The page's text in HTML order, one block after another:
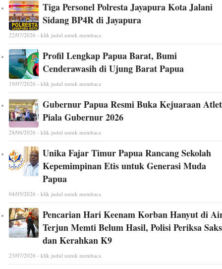
Tiga Personel Polresta Jayapura Kota Jalani
Sidang BP4R di Jayapura
22/07/2026 - klik judul untuk membaca
Profil Lengkap Papua Barat, Bumi
Cenderawasih di Ujung Barat Papua
19/07/2026 - klik judul untuk membaca
Gubernur Papua Resmi Buka Kejuaraan
Piala Gubernur 2026
28/06/2026 - klik judul untuk membaca
Unika Fajar Timur Papua Rancang Sekolah
Kepemimpinan Etis untuk Generasi Muda
Papua
04/05/2026 - klik judul untuk membaca
Pencarian Hari Keenam Korban Hanyut di
Terjun Memti Belum Hasil, Polisi Periksa
dan Kerahkan K9
23/07/2026 - klik judul untuk membaca